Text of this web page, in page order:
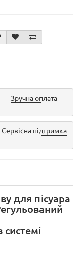
Зручна оплата
Сервісна підтримка
для пісуара